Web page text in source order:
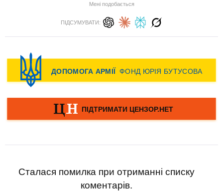
Мені подобається
ПІДСУМУВАТИ:
Сталася помилка при отриманні списку
коментарів.